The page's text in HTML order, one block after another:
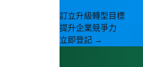
訂立升級轉型目標
提升企業競爭力
立即登記 →